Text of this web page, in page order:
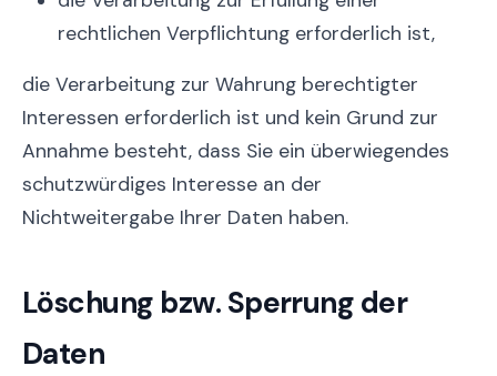
rechtlichen Verpflichtung erforderlich ist,
die Verarbeitung zur Wahrung berechtigter
Interessen erforderlich ist und kein Grund zur
Annahme besteht, dass Sie ein überwiegendes
schutzwürdiges Interesse an der
Nichtweitergabe Ihrer Daten haben.
Löschung bzw. Sperrung der
Daten